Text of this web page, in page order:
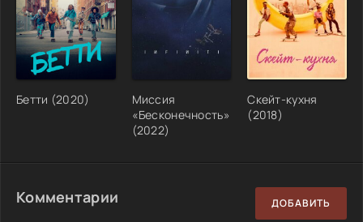
Бетти (2020)
Миссия
«Бесконечность»
(2022)
Скейт-кухня
(2018)
Комментарии ДОБАВИТЬ